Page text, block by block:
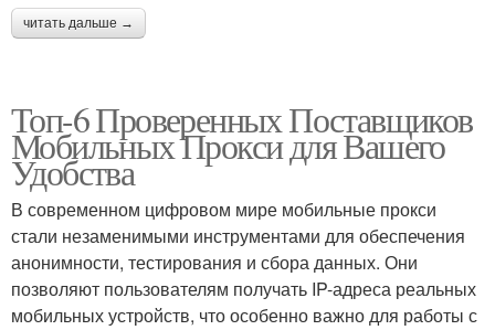
читать дальше →
Топ-6 Проверенных Поставщиков
Мобильных Прокси для Вашего
Удобства
В современном цифровом мире мобильные прокси
стали незаменимыми инструментами для обеспечения
анонимности, тестирования и сбора данных. Они
позволяют пользователям получать IP-адреса реальных
мобильных устройств, что особенно важно для работы с